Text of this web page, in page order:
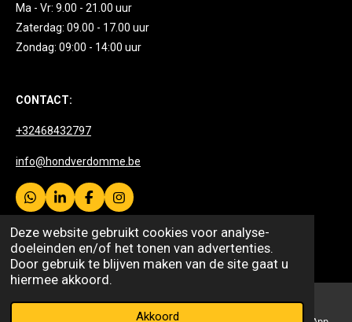
Deze website gebruikt cookies voor analyse-
doeleinden en/of het tonen van advertenties.
Door gebruik te blijven maken van de site gaat u
hiermee akkoord.
Akkoord
Ma - Vr: 9.00 - 21.00 uur
Zaterdag: 09.00 - 17.00 uur
Zondag: 09:00 - 14:00 uur
CONTACT:
+32468432797
info@hondverdomme.be
W
h
a
t
s
A
p
L
i
n
k
e
d
F
a
c
e
b
o
o
I
n
s
t
a
g
Powered by JouwWeb